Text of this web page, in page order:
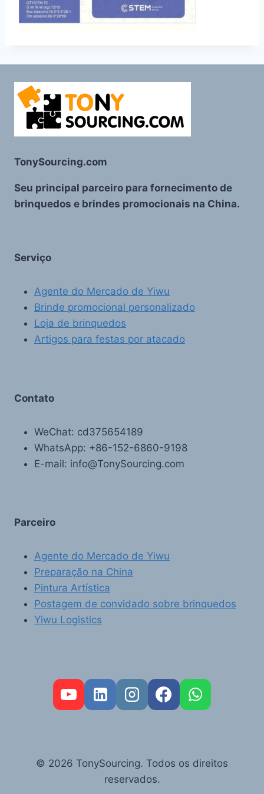
TonySourcing.com
Seu principal parceiro para fornecimento de
brinquedos e brindes promocionais na China.
Serviço
Agente do Mercado de Yiwu
Brinde promocional personalizado
Loja de brinquedos
Artigos para festas por atacado
Contato
WeChat: cd375654189
WhatsApp: +86-152-6860-9198
E-mail: info@TonySourcing.com
Parceiro
Agente do Mercado de Yiwu
Preparação na China
Pintura Artística
Postagem de convidado sobre brinquedos
Yiwu Logistics
© 2026 TonySourcing. Todos os direitos
reservados.
DE